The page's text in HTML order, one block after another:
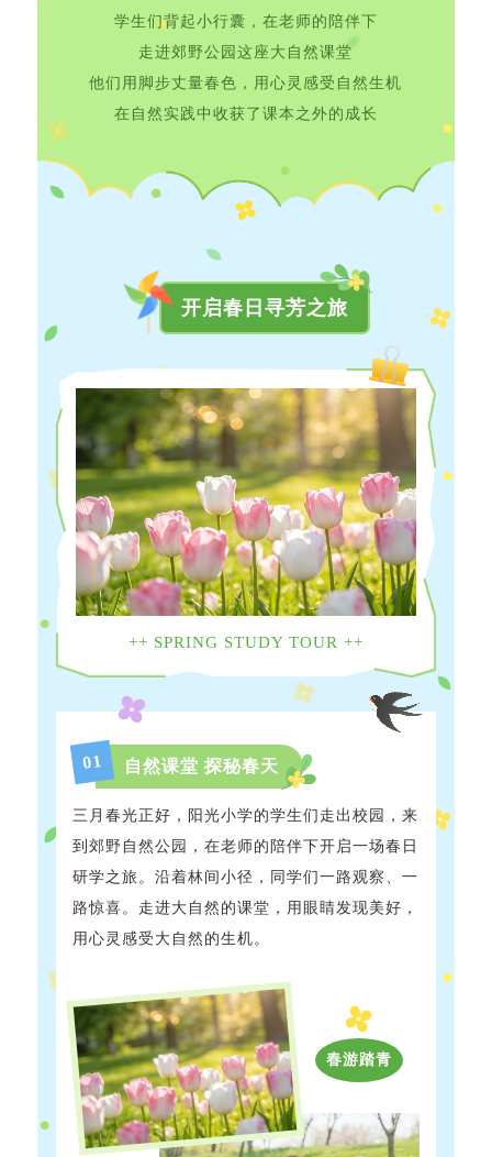
学生们背起小行囊，在老师的陪伴下
走进郊野公园这座大自然课堂
他们用脚步丈量春色，用心灵感受自然生机
在自然实践中收获了课本之外的成长
开启春日寻芳之旅
++ SPRING STUDY TOUR ++
01 自然课堂 探秘春天
三月春光正好，阳光小学的学生们走出校园，来
到郊野自然公园，在老师的陪伴下开启一场春日
研学之旅。沿着林间小径，同学们一路观察、一
路惊喜。走进大自然的课堂，用眼睛发现美好，
用心灵感受大自然的生机。
春游踏青